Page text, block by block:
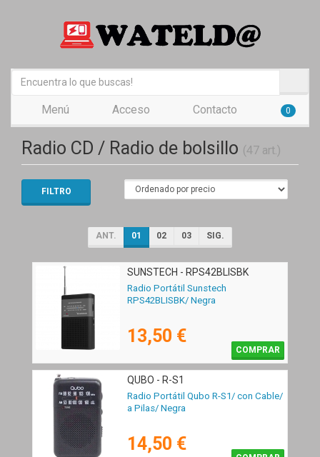
Menú Acceso Contacto 0
Radio CD / Radio de bolsillo (47 art.)
FILTRO
ANT. 01 02 03 SIG.
SUNSTECH - RPS42BLISBK
Radio Portátil Sunstech
RPS42BLISBK/ Negra
13,50 €
COMPRAR
QUBO - R-S1
Radio Portátil Qubo R-S1/ con Cable/
a Pilas/ Negra
14,50 €